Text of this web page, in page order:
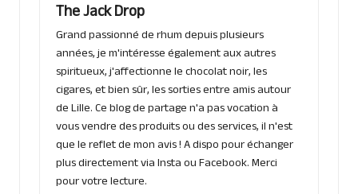
The Jack Drop
Grand passionné de rhum depuis plusieurs
années, je m'intéresse également aux autres
spiritueux, j'affectionne le chocolat noir, les
cigares, et bien sûr, les sorties entre amis autour
de Lille. Ce blog de partage n'a pas vocation à
vous vendre des produits ou des services, il n'est
que le reflet de mon avis ! A dispo pour échanger
plus directement via Insta ou Facebook. Merci
pour votre lecture.